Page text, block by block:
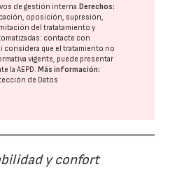
de gestión interna.Derechos:
oposición, supresión,
del tratatamiento y
contacte con
considera que el tratamiento no
vigente, puede presentar
laAEPD.Más información:
de Datos
y confort